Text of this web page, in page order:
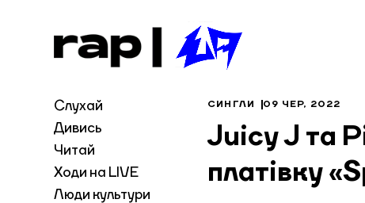
Слухай
Дивись
Читай
Ходи на LIVE
Люди культури
СИНГЛИ 09 ЧЕР, 2022
Juicy J та
платівку